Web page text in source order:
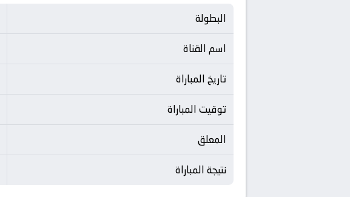
البطولة
اسم القناة
تاريخ المباراة
توقيت المباراة
المعلق
نتيجة المباراة